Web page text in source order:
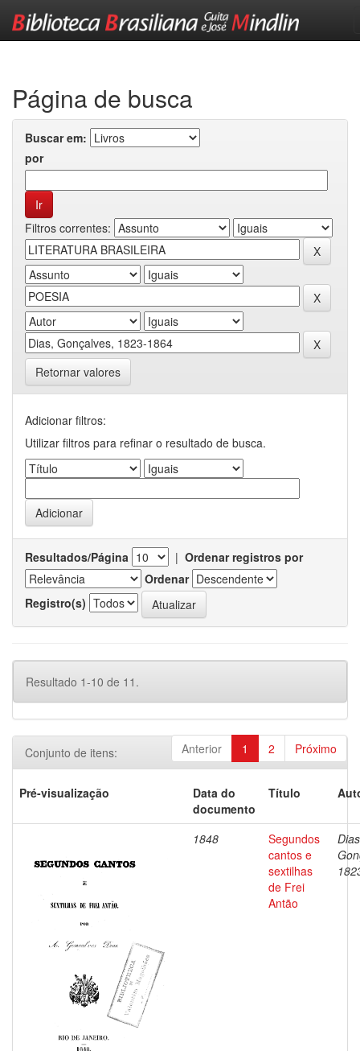
Página de busca
Buscar em:
por
Filtros correntes:
Retornar valores
Adicionar filtros:
Utilizar filtros para refinar o resultado de busca.
Resultados/Página | Ordenar registros por
Ordenar
Registro(s)
Resultado 1-10 de 11.
Anterior 1 2 Próximo
Conjunto de itens:
Pré-visualização
Data do
documento
Título
1848
Segundos
cantos e
sextilhas
de Frei
Antão